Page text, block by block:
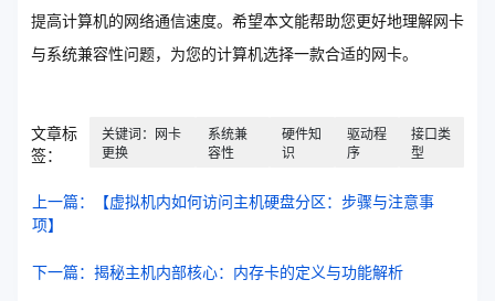
提高计算机的网络通信速度。希望本文能帮助您更好地理解网卡
与系统兼容性问题，为您的计算机选择一款合适的网卡。
文章标
签：
关键词：网卡
更换
系统兼
容性
硬件知
识
驱动程
序
接口类
型
上一篇：【虚拟机内如何访问主机硬盘分区：步骤与注意事
项】
下一篇：揭秘主机内部核心：内存卡的定义与功能解析